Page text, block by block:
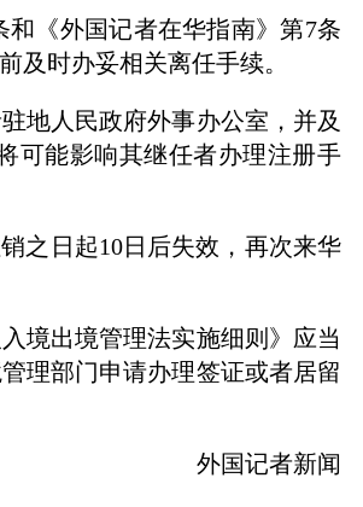
和《外国记者在华指南》第7条
及时办妥相关离任手续。
地人民政府外事办公室，并及
可能影响其继任者办理注册手
之日起10日后失效，再次来华
境出境管理法实施细则》应当
理部门申请办理签证或者居留
闻